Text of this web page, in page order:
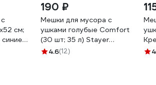
см;
190 ₽
Мешки для мусора с
ушками голубые Comfort
(30 шт; 35 л) Stayer
39155-35
4.6(12)